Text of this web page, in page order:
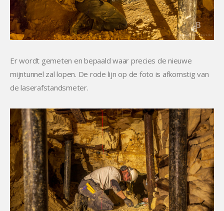
Er wordt gemeten en bepaald waar precies de nieuwe
mijntunnel zal lopen. De rode lijn op de foto is afkomstig van
de laserafstandsmeter.